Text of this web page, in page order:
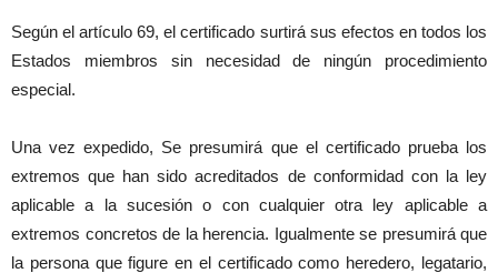
Según el artículo 69, el certificado surtirá sus efectos en todos los
Estados miembros sin necesidad de ningún procedimiento
especial.
Una vez expedido, Se presumirá que el certificado prueba los
extremos que han sido acreditados de conformidad con la ley
aplicable a la sucesión o con cualquier otra ley aplicable a
extremos concretos de la herencia. Igualmente se presumirá que
la persona que figure en el certificado como heredero, legatario,